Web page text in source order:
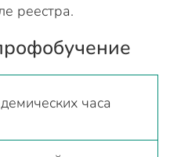
реестра.
часа